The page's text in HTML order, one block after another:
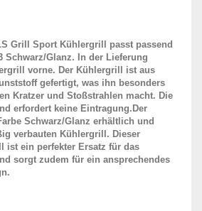
Grill Sport Kühlergrill passt passend
Schwarz/Glanz. In der Lieferung
vorne. Der Kühlergrill ist aus
gefertigt, was ihn besonders
Kratzer und Stoßstrahlen macht. Die
erfordert keine Eintragung.Der
Schwarz/Glanz erhältlich und
verbauten Kühlergrill. Dieser
ist ein perfekter Ersatz für das
sorgt zudem für ein ansprechendes